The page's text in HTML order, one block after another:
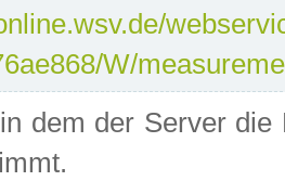
W/
dem der Server